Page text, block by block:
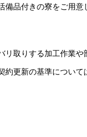
品付きの寮をご用意
取りする加工作業や
更新の基準について